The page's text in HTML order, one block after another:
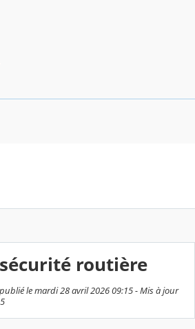
routière
publié le mardi 28 avril 2026 09:15 - Mis à jour